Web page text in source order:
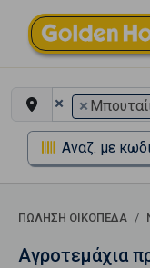
× ×
Αναζ. με
ΠΏΛΗΣΗ ΟΙΚΌΠΕΔΑ
Αγροτεμάχια